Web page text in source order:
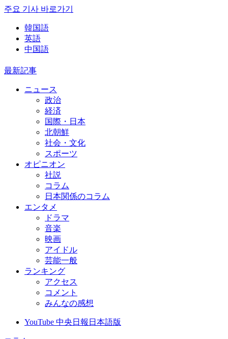
주요 기사 바로가기
韓国語
英語
中国語
最新記事
ニュース
政治
経済
国際・日本
北朝鮮
社会・文化
スポーツ
オピニオン
社説
コラム
日本関係のコラム
エンタメ
ドラマ
音楽
映画
アイドル
芸能一般
ランキング
アクセス
コメント
みんなの感想
YouTube 中央日報日本語版